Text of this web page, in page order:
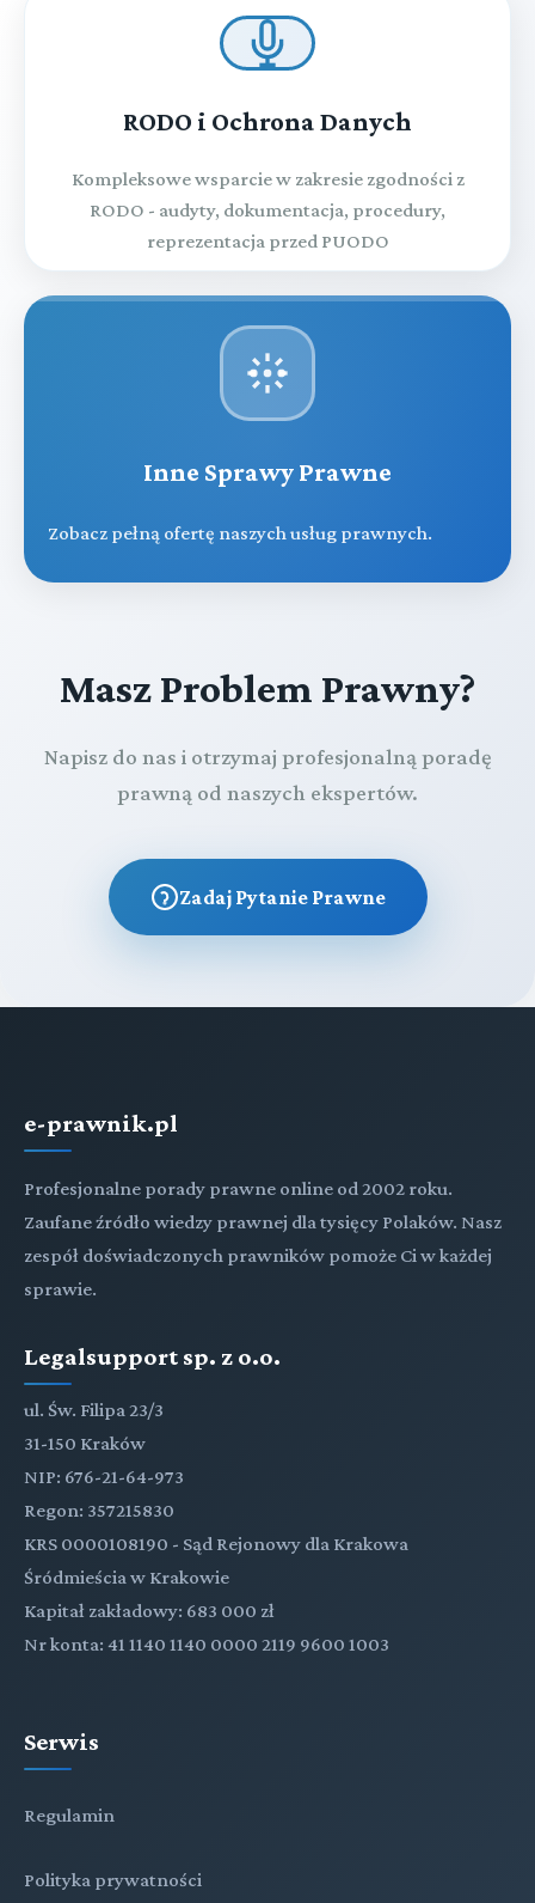
RODO i Ochrona Danych
Kompleksowe wsparcie w zakresie zgodności z
RODO - audyty, dokumentacja, procedury,
reprezentacja przed PUODO
Inne Sprawy Prawne
Zobacz pełną ofertę naszych usług prawnych.
Masz Problem Prawny?
Napisz do nas i otrzymaj profesjonalną poradę
prawną od naszych ekspertów.
Zadaj Pytanie Prawne
e-prawnik.pl
Profesjonalne porady prawne online od 2002 roku.
Zaufane źródło wiedzy prawnej dla tysięcy Polaków. Nasz
zespół doświadczonych prawników pomoże Ci w każdej
sprawie.
Legalsupport sp. z o.o.
ul. Św. Filipa 23/3
31-150 Kraków
NIP: 676-21-64-973
Regon: 357215830
KRS 0000108190 - Sąd Rejonowy dla Krakowa
Śródmieścia w Krakowie
Kapitał zakładowy: 683 000 zł
Nr konta: 41 1140 1140 0000 2119 9600 1003
Serwis
Regulamin
Polityka prywatności